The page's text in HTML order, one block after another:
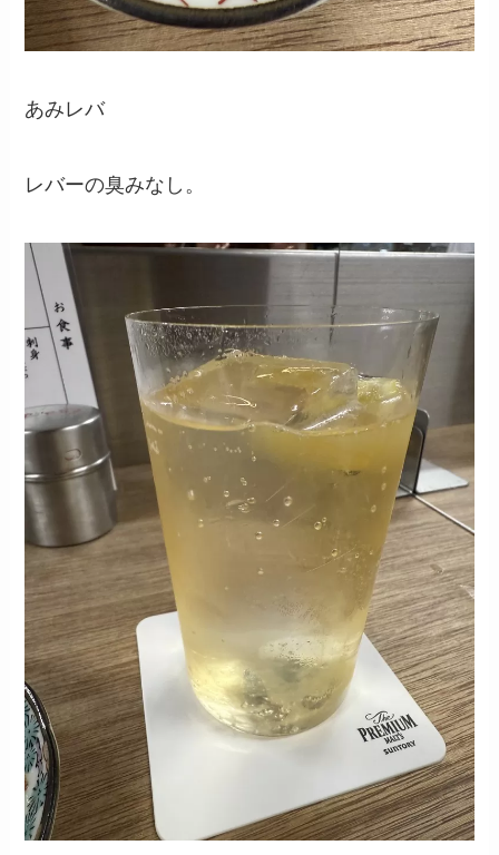
あみレバ
レバーの臭みなし。